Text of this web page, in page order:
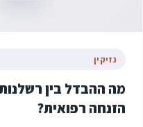
נזיקין
מה ההבדל בין
הזנחה רפואית?